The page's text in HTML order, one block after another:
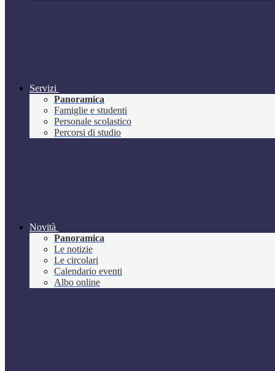
Servizi
Panoramica
Famiglie e studenti
Personale scolastico
Percorsi di studio
Novità
Panoramica
Le notizie
Le circolari
Calendario eventi
Albo online